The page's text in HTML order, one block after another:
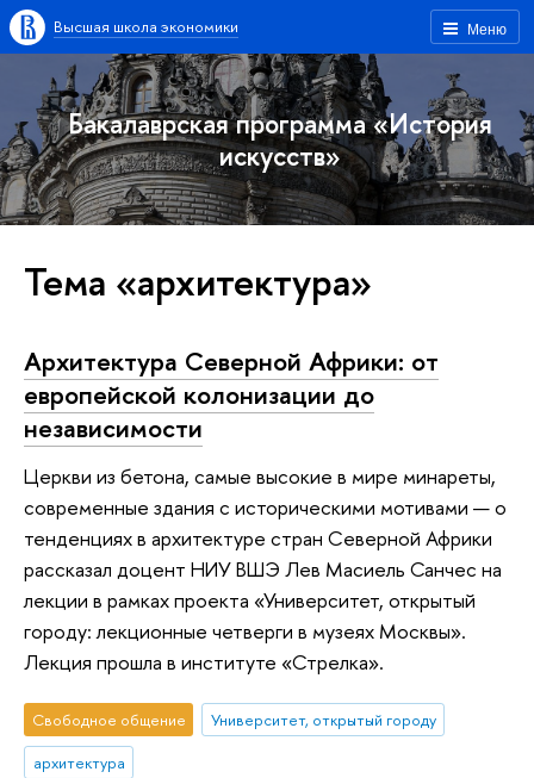
Меню
Высшая школа экономики
Бакалаврская программа «История
искусств»
Тема «архитектура»
Архитектура Северной Африки: от
европейской колонизации до
независимости
Церкви из бетона, самые высокие в мире минареты,
современные здания с историческими мотивами — о
тенденциях в архитектуре стран Северной Африки
рассказал доцент НИУ ВШЭ Лев Масиель Санчес на
лекции в рамках проекта «Университет, открытый
городу: лекционные четверги в музеях Москвы».
Лекция прошла в институте «Стрелка».
Свободное общение
Университет, открытый городу
архитектура